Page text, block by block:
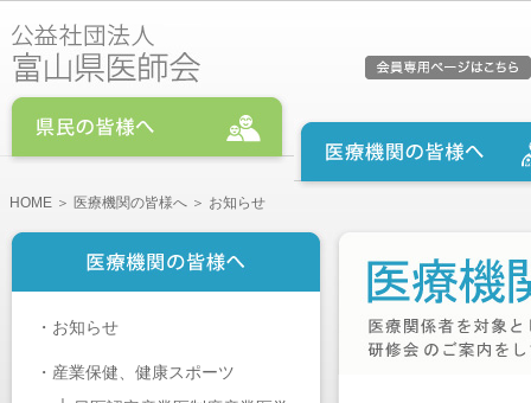
HOME ＞ 医療機関の皆様へ ＞ お知らせ
・ お知らせ
・ 産業保健、健康スポーツ